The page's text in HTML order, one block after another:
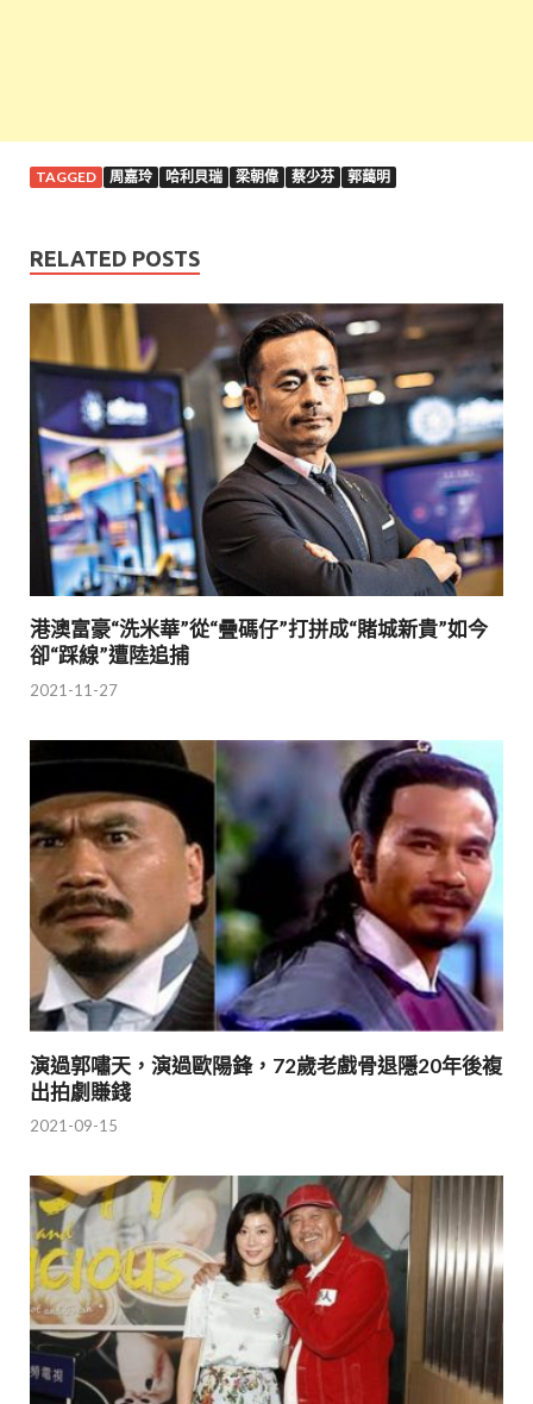
TAGGED 周嘉玲 哈利貝瑞 梁朝偉 蔡少芬 郭藹明
RELATED POSTS
港澳富豪“洗米華”從“疊碼仔”打拼成“賭城新貴”如今
卻“踩線”遭陸追捕
2021-11-27
演過郭嘯天，演過歐陽鋒，72歲老戲骨退隱20年後複
出拍劇賺錢
2021-09-15